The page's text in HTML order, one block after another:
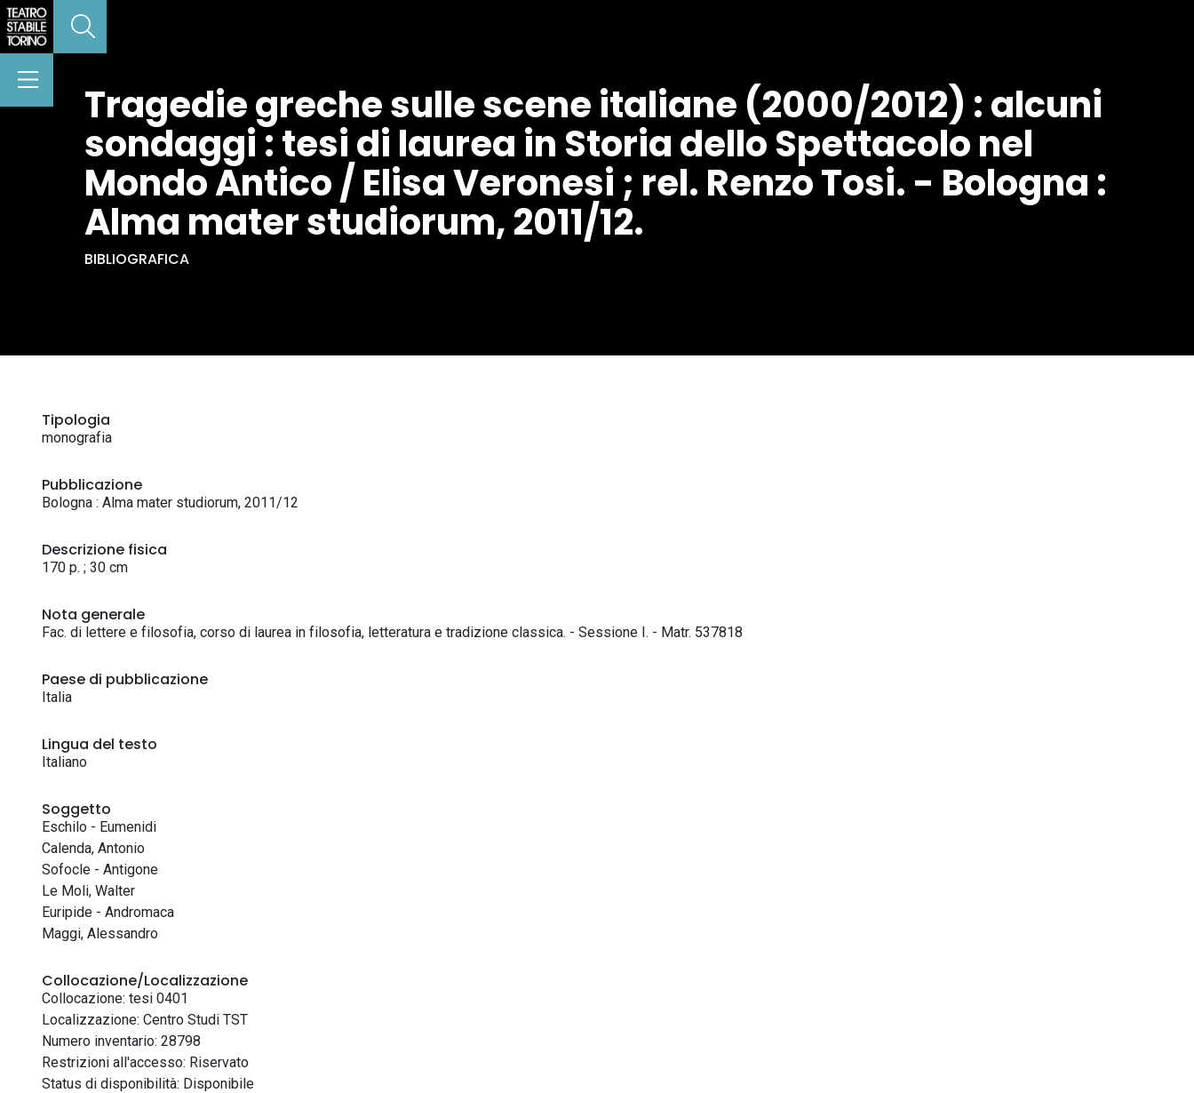
Tragedie greche sulle scene italiane (2000/2012) : alcuni
sondaggi : tesi di laurea in Storia dello Spettacolo nel
Mondo Antico / Elisa Veronesi ; rel. Renzo Tosi. - Bologna :
Alma mater studiorum, 2011/12.
BIBLIOGRAFICA
Tipologia
monografia
Pubblicazione
Bologna : Alma mater studiorum, 2011/12
Descrizione fisica
170 p. ; 30 cm
Nota generale
Fac. di lettere e filosofia, corso di laurea in filosofia, letteratura e tradizione classica. - Sessione I. - Matr. 537818
Paese di pubblicazione
Italia
Lingua del testo
Italiano
Soggetto
Eschilo - Eumenidi
Calenda, Antonio
Sofocle - Antigone
Le Moli, Walter
Euripide - Andromaca
Maggi, Alessandro
Collocazione/Localizzazione
Collocazione: tesi 0401
Localizzazione: Centro Studi TST
Numero inventario: 28798
Restrizioni all'accesso: Riservato
Status di disponibilità: Disponibile